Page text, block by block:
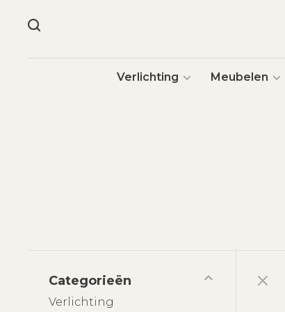
Verlichting Meubelen
Categorieën
Verlichting